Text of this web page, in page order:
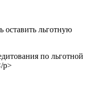
оставить льготную
по льготной
p>